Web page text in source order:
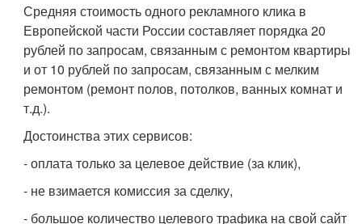
Средняя стоимость одного рекламного клика в
Европейской части России составляет порядка 20
рублей по запросам, связанным с ремонтом квартиры
и от 10 рублей по запросам, связанным с мелким
ремонтом (ремонт полов, потолков, ванных комнат и
т.д.).
Достоинства этих сервисов:
- оплата только за целевое действие (за клик),
- не взимается комиссия за сделку,
- большое количество целевого трафика на свой сайт